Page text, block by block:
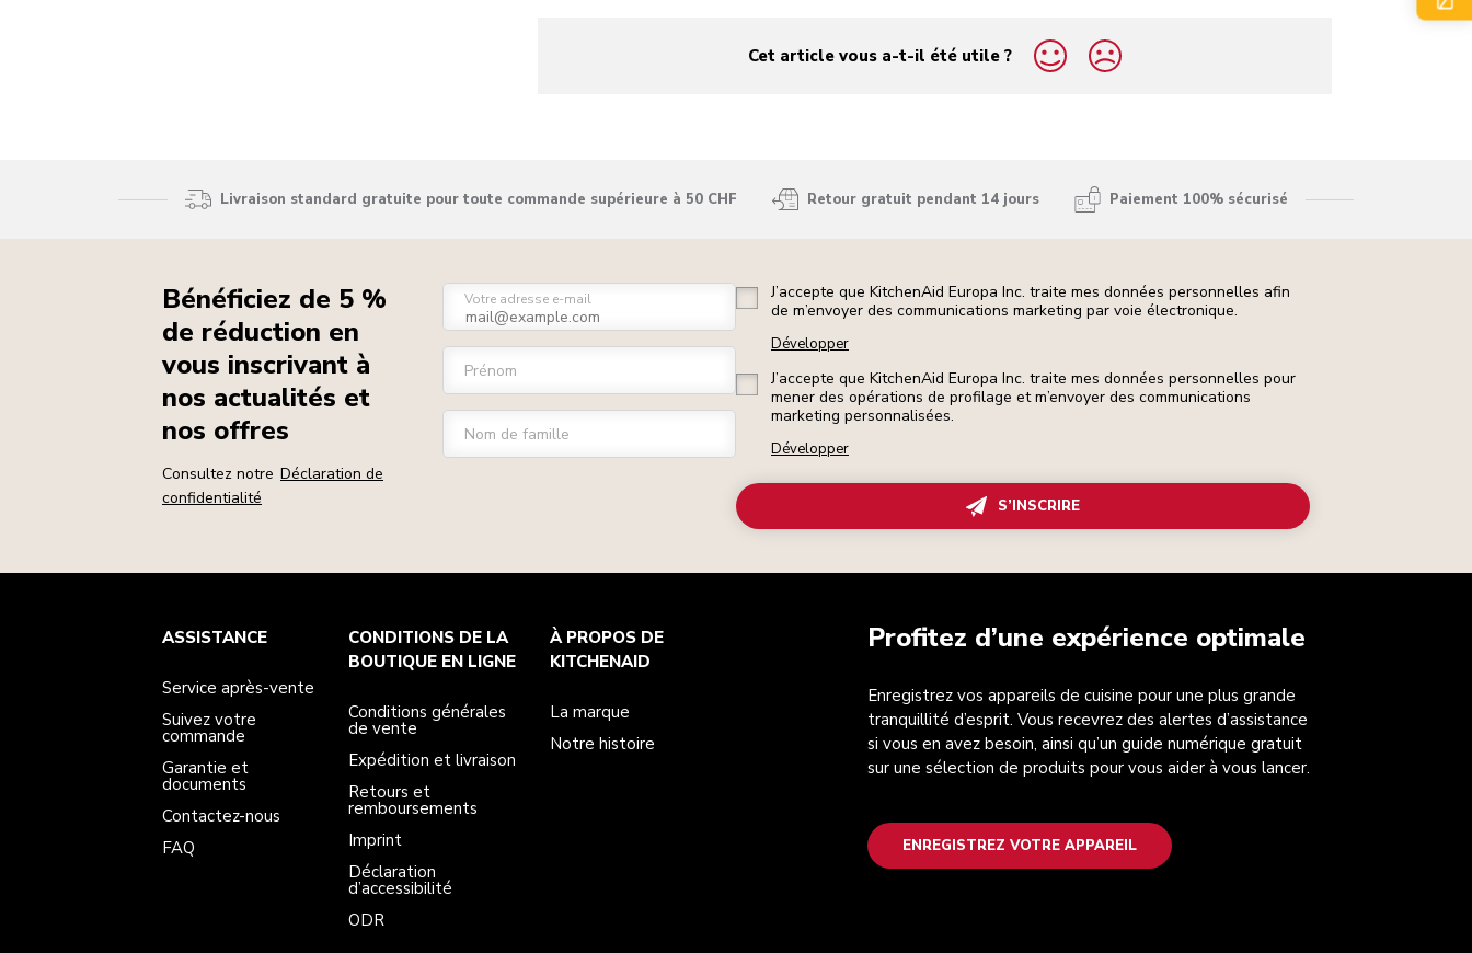
Cet article vous a-t-il été utile ?
yes
no
Livraison standard gratuite pour toute commande supérieure à 50 CHF Retour gratuit pendant 14 jours Paiement 100% sécurisé
Bénéficiez de 5 %
de réduction en
vous inscrivant à
nos actualités et
nos offres
Consultez notre Déclaration de
confidentialité
Votre adresse e-mail
Prénom
Nom de famille
J’accepte que KitchenAid Europa Inc. traite mes données personnelles afin
de m’envoyer des communications marketing par voie électronique.
Développer
J’accepte que KitchenAid Europa Inc. traite mes données personnelles pour
mener des opérations de profilage et m’envoyer des communications
marketing personnalisées.
Développer
S’INSCRIRE
Profitez d’une expérience optimale
Enregistrez vos appareils de cuisine pour une plus grande
tranquillité d’esprit. Vous recevrez des alertes d’assistance
si vous en avez besoin, ainsi qu’un guide numérique gratuit
sur une sélection de produits pour vous aider à vous lancer.
ENREGISTREZ VOTRE APPAREIL
Service après-vente
Suivez votre commande
FAQ
Conditions générales de vente
Expédition et livraison
Déclaration d’accessibilité
La marque
Notre histoire
Trouver une boutique
ASSISTANCE
Service après-vente
Suivez votre
commande
Garantie et
documents
Contactez-nous
FAQ
CONDITIONS DE LA
BOUTIQUE EN LIGNE
Conditions générales
de vente
Expédition et livraison
Retours et
remboursements
Imprint
Déclaration
d’accessibilité
ODR
À PROPOS DE
KITCHENAID
La marque
Notre histoire